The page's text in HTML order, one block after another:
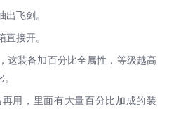
飞剑。
接开。
这装备加百分比全属性，等级越高
用，里面有大量百分比加成的装